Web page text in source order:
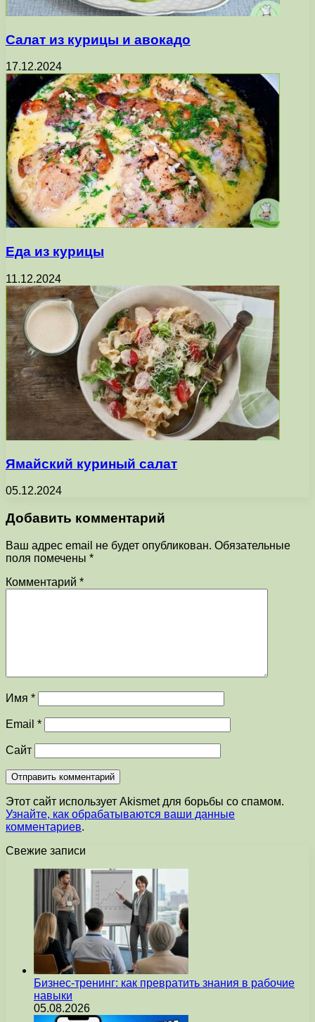
Салат из курицы и авокадо
17.12.2024
Еда из курицы
11.12.2024
Ямайский куриный салат
05.12.2024
Добавить комментарий
Ваш адрес email не будет опубликован. Обязательные
поля помечены *
Комментарий *
Имя *
Email *
Сайт
Этот сайт использует Akismet для борьбы со спамом.
Узнайте, как обрабатываются ваши данные
комментариев.
Свежие записи
Бизнес-тренинг: как превратить знания в рабочие
навыки
05.08.2026